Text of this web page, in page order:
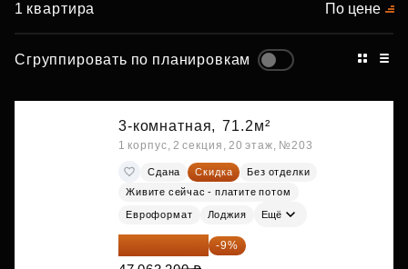
1 квартира
Сгруппировать по планировкам
По цене
3-комнатная, 71.2м²
1 корпус, 2 секция, 20 этаж, №203
Сдана Скидка
Без отделки
Живите сейчас - платите потом
Евроформат Лоджия Ещё
42 827 512 ₽ -9%